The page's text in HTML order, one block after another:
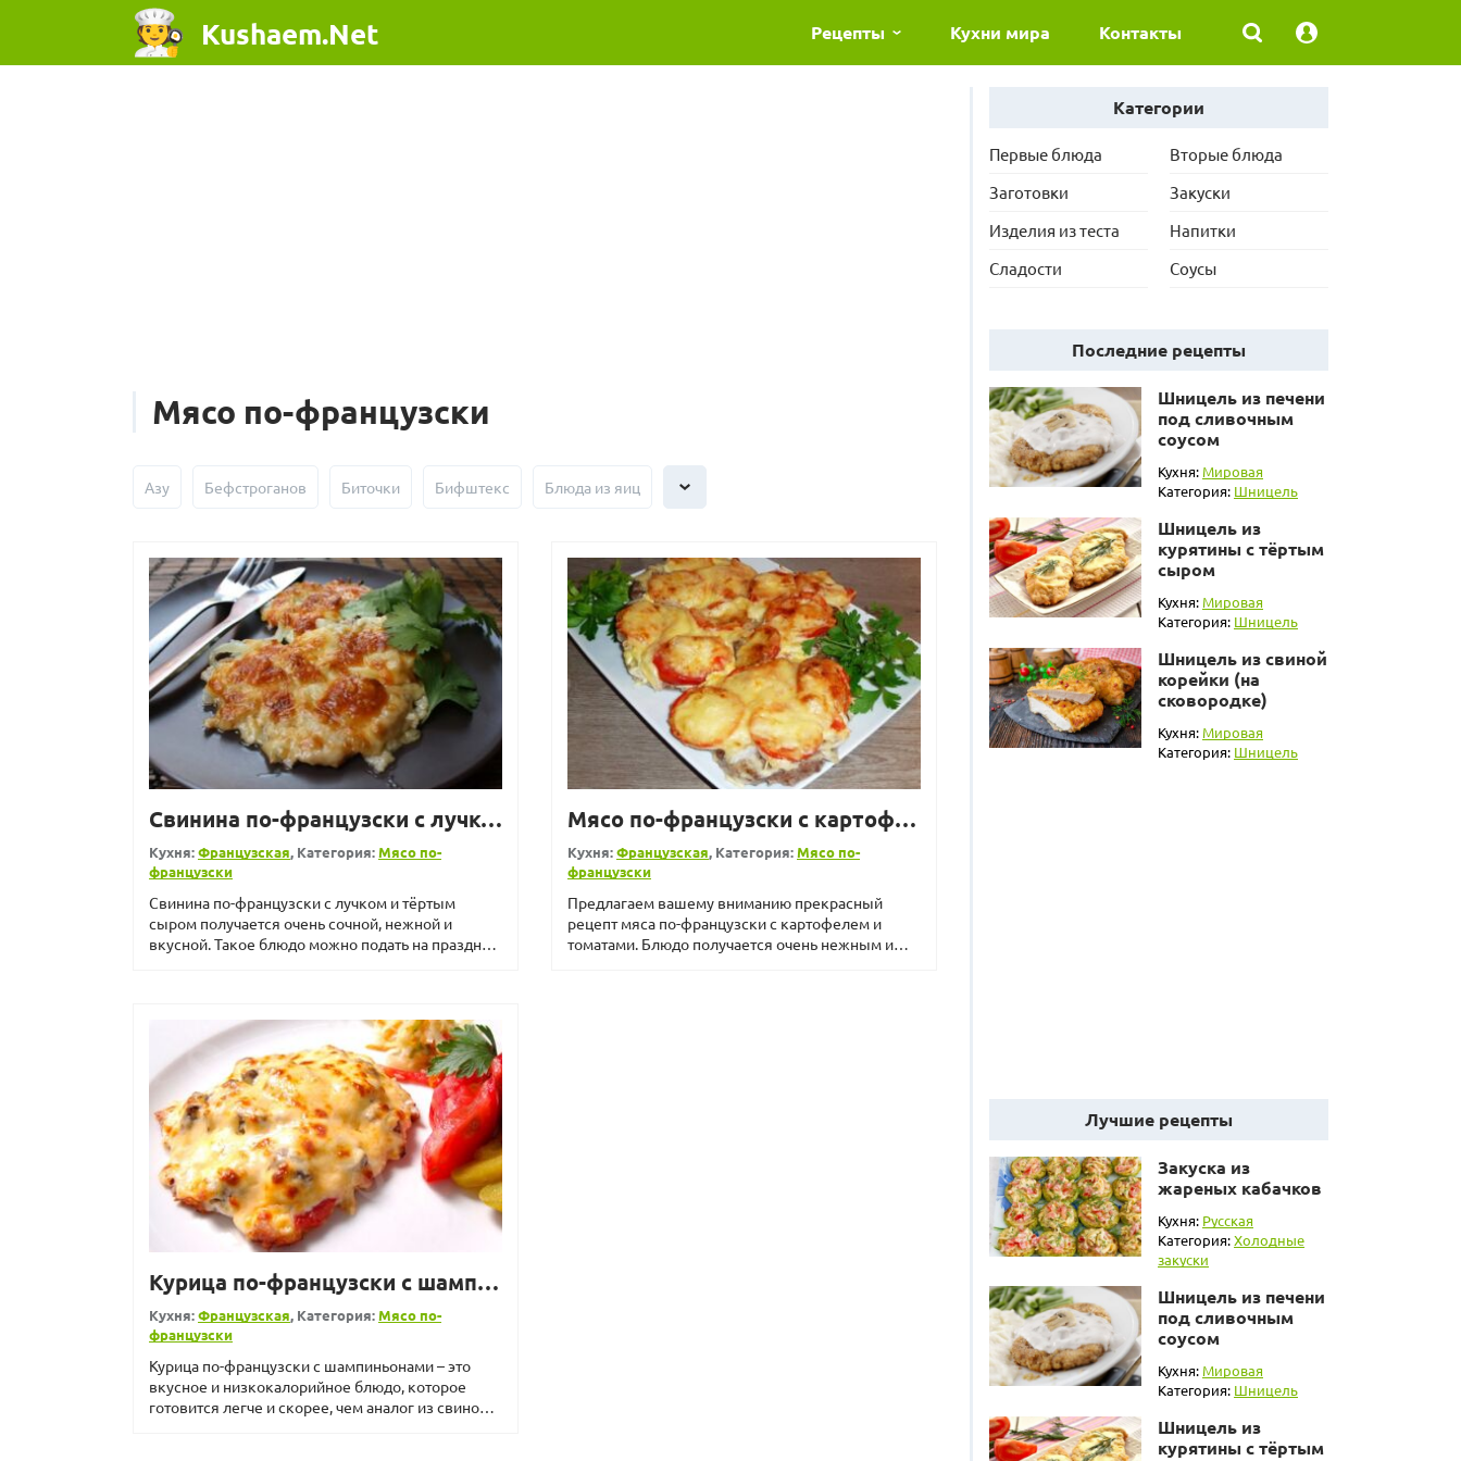
Kushaem.Net Рецепты Кухни мира Контакты
Мясо по-французски
Азу Бефстроганов Биточки Бифштекс Блюда из яиц
Свинина по-французски с лучком и тёртым сыром
Кухня:Французская, Категория:Мясо по-
французски
Свинина по-французски с лучком и тёртым
сыром получается очень сочной, нежной и
вкусной. Такое блюдо можно подать на праздник,
Мясо по-французски с картофелем и томатами
Кухня:Французская, Категория:Мясо по-
французски
Предлагаем вашему вниманию прекрасный
рецепт мяса по-французски с картофелем и
томатами. Блюдо получается очень нежным и
Курица по-французски с шампиньонами
Кухня:Французская, Категория:Мясо по-
французски
Курица по-французски с шампиньонами – это
вкусное и низкокалорийное блюдо, которое
готовится легче и скорее, чем аналог из свиной
Категории
Первые блюда
Вторые блюда
Заготовки
Закуски
Изделия из теста
Напитки
Сладости
Соусы
Последние рецепты
Шницель из печени
под сливочным
соусом
Кухня: Мировая
Категория: Шницель
Шницель из
курятины с тёртым
сыром
Кухня: Мировая
Категория: Шницель
Шницель из свиной
корейки (на
сковородке)
Кухня: Мировая
Категория: Шницель
Лучшие рецепты
Закуска из
жареных кабачков
Кухня: Русская
Категория:Холодные
закуски
Шницель из печени
под сливочным
соусом
Кухня: Мировая
Категория: Шницель
Шницель из
курятины с тёртым